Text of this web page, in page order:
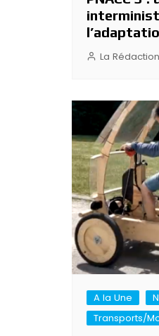
La Rédaction
A la Une
Transports/